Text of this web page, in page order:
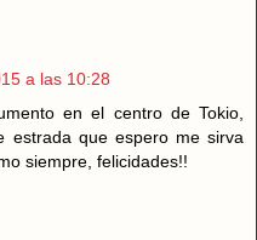
a las 10:28
en el centro de Tokio,
estrada que espero me sirva
siempre, felicidades!!